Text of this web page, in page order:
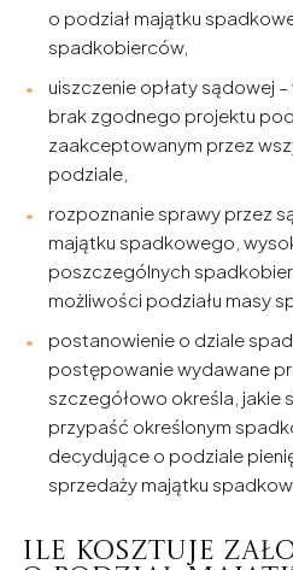
o podział majątku
spadkobierców,
uiszczenie opłaty sądowej
brak zgodnego projektu
zaakceptowanym przez
podziale,
rozpoznanie sprawy przez
majątku spadkowego,
poszczególnych
możliwości podziału masy
postanowienie o dziale
postępowanie wydawane
szczegółowo określa, jakie
przypaść określonym
decydujące o podziale
sprzedaży majątku
Ile kosztuje